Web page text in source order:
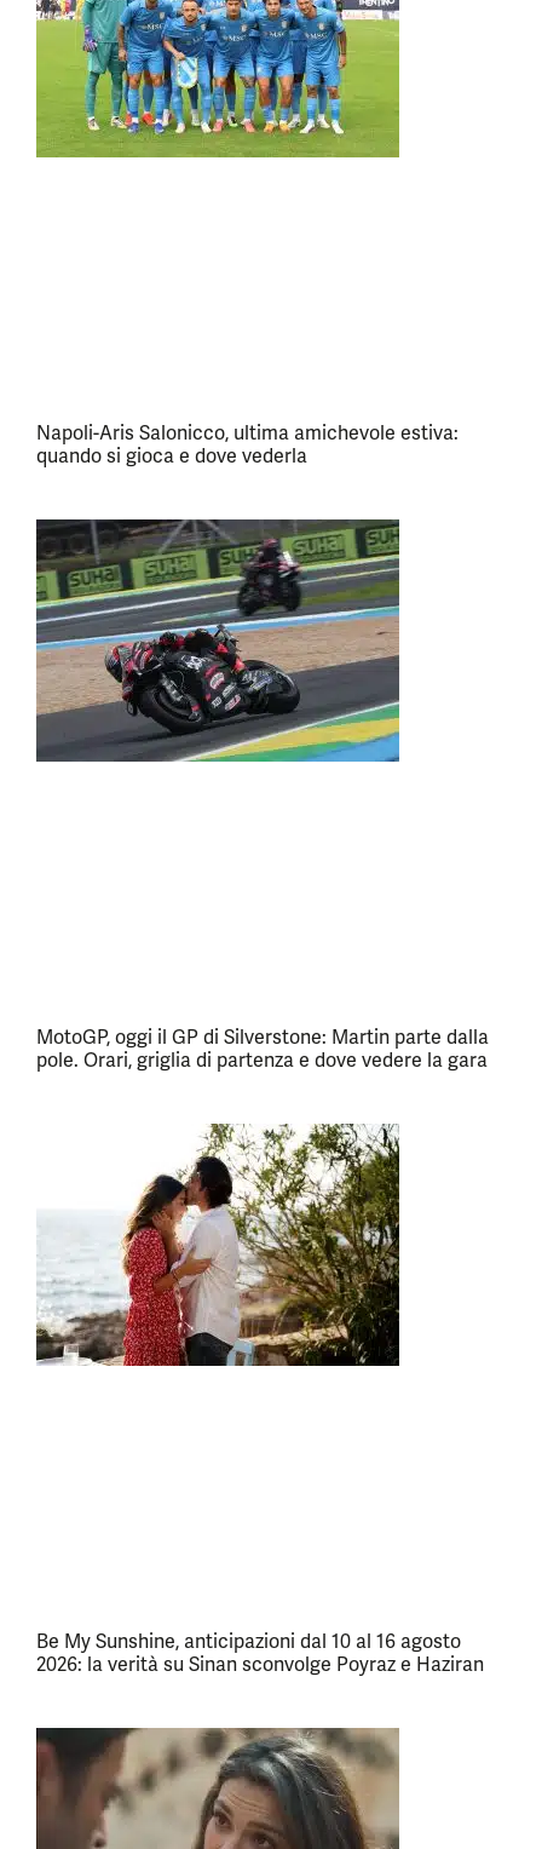
Napoli-Aris Salonicco, ultima amichevole estiva:
quando si gioca e dove vederla
MotoGP, oggi il GP di Silverstone: Martin parte dalla
pole. Orari, griglia di partenza e dove vedere la gara
Be My Sunshine, anticipazioni dal 10 al 16 agosto
2026: la verità su Sinan sconvolge Poyraz e Haziran